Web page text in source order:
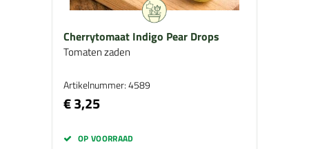
Cherrytomaat Indigo Pear Drops
Tomaten zaden
Artikelnummer: 4589
€ 3,25
OP VOORRAAD